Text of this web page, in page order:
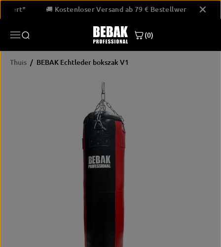
GA NAAR
INHOUD 🚚 Kostenloser Versand ab 79 € Bestellwert*
(0)
Thuis
BEBAK Echtleder bokszak V1